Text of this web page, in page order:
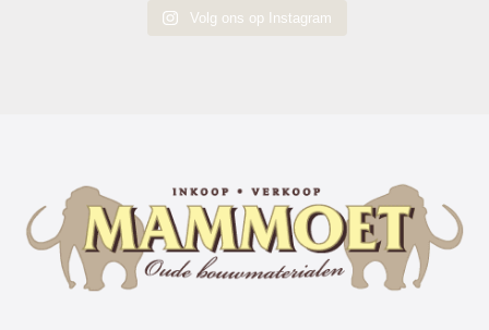
Volg ons op Instagram